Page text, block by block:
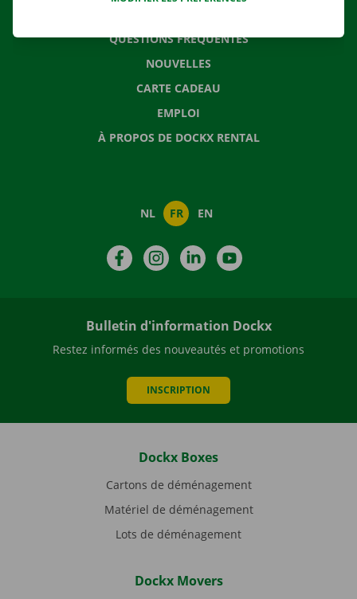
QUESTIONS FRÉQUENTES
NOUVELLES
CARTE CADEAU
EMPLOI
À PROPOS DE DOCKX RENTAL
NL FR EN
FacebookInstagramLinkedIn
Bulletin d'information Dockx
Restez informés des nouveautés et promotions
INSCRIPTION
Dockx Boxes
Cartons de déménagement
Matériel de déménagement
Lots de déménagement
Dockx Movers